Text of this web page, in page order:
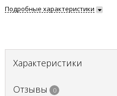
Подробные характеристики
Характеристики
Отзывы 0